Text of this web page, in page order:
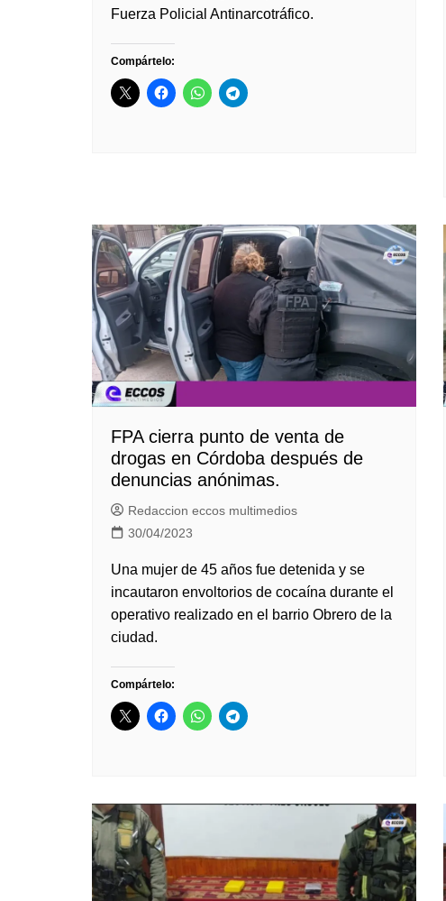
Fuerza Policial Antinarcotráfico.
Compártelo:
FPA cierra punto de venta de
drogas en Córdoba después de
denuncias anónimas.
Redaccion eccos multimedios
30/04/2023
Una mujer de 45 años fue detenida y se
incautaron envoltorios de cocaína durante el
operativo realizado en el barrio Obrero de la
ciudad.
Compártelo: